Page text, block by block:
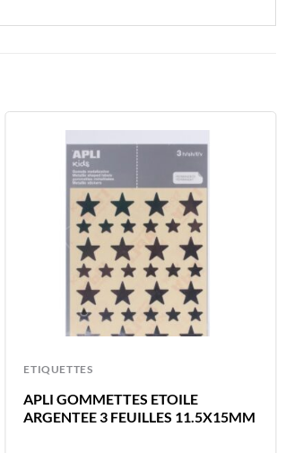
ETIQUETTES
APLI GOMMETTES ETOILE
ARGENTEE 3 FEUILLES 11.5X15MM